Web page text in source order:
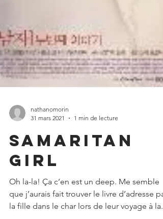
nathanomorin
31 mars 2021
Samaritan
Girl